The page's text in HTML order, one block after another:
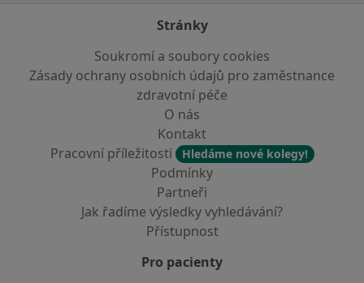
Stránky
Soukromí a soubory cookies
Zásady ochrany osobních údajů pro zaměstnance
zdravotní péče
O nás
Kontakt
Pracovní příležitosti
Hledáme nové kolegy!
Podmínky
Partneři
Jak řadíme výsledky vyhledávání?
Přístupnost
Pro pacienty